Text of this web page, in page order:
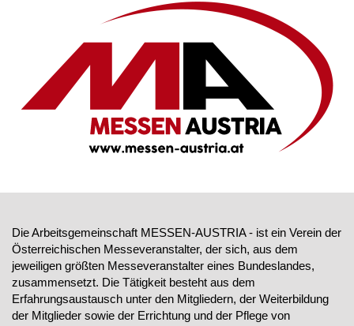
Die Arbeitsgemeinschaft MESSEN-AUSTRIA - ist ein Verein der
Österreichischen Messeveranstalter, der sich, aus dem
jeweiligen größten Messeveranstalter eines Bundeslandes,
zusammensetzt. Die Tätigkeit besteht aus dem
Erfahrungsaustausch unter den Mitgliedern, der Weiterbildung
der Mitglieder sowie der Errichtung und der Pflege von